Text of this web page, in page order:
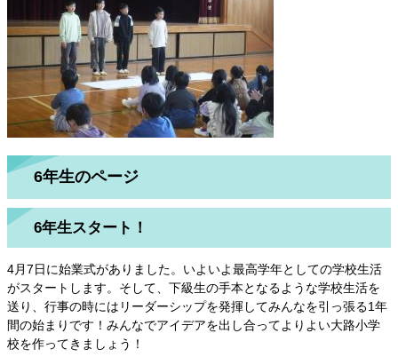
6年生のページ
6年生スタート！
4月7日に始業式がありました。いよいよ最高学年としての学校生活
がスタートします。そして、下級生の手本となるような学校生活を
送り、行事の時にはリーダーシップを発揮してみんなを引っ張る1年
間の始まりです！みんなでアイデアを出し合ってよりよい大路小学
校を作ってきましょう！